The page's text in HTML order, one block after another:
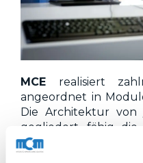
MCE realisiert
angeordnet in
Die Architektur von
gegliedert, fähig
Anlagen- und EDV-
der Basisebene